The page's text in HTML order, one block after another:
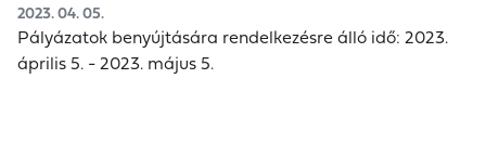
2023. 04. 05.
Pályázatok benyújtására rendelkezésre álló idő: 2023.
április 5. - 2023. május 5.